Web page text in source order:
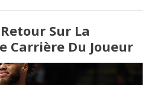
Sur La
Carrière Du Joueur